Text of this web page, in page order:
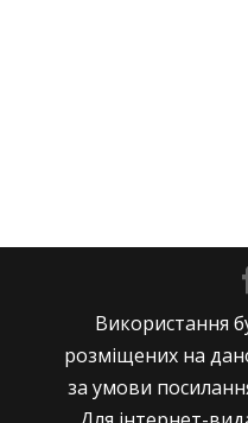
Використання
розміщених на
за умови